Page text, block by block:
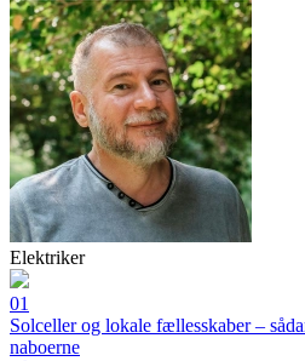
Elektriker
01
Solceller og lokale fællesskaber –
naboerne